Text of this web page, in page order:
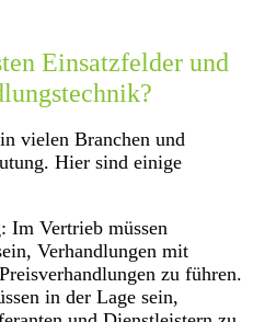
Einsatzfelder und
vielen Branchen und
Hier sind einige
Im Vertrieb müssen
Verhandlungen mit
zu führen.
in der Lage sein,